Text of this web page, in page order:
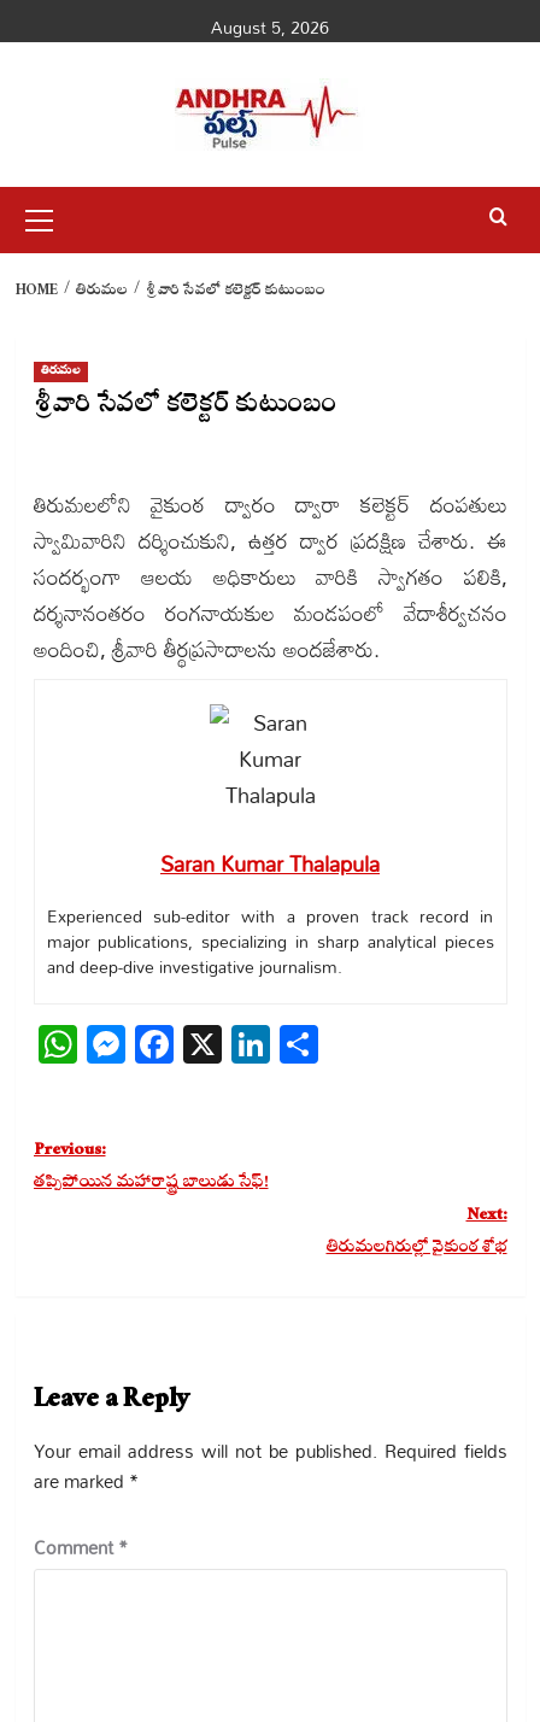
to
August 5, 2026
Menu
HOME తిరుమల శ్రీవారి సేవలో కలెక్టర్ కుటుంబం
తిరుమల
శ్రీవారి సేవలో కలెక్టర్ కుటుంబం
తిరుమలలోని వైకుంఠ ద్వారం ద్వారా కలెక్టర్ దంపతులు
స్వామివారిని దర్శించుకుని, ఉత్తర ద్వార ప్రదక్షిణ చేశారు. ఈ
సందర్భంగా ఆలయ అధికారులు వారికి స్వాగతం పలికి,
దర్శనానంతరం రంగనాయకుల మండపంలో వేదాశీర్వచనం
అందించి, శ్రీవారి తీర్థప్రసాదాలను అందజేశారు.
Saran Kumar Thalapula
Experienced sub-editor with a proven track record in
major publications, specializing in sharp analytical pieces
and deep-dive investigative journalism.
WhatsApp
Messenger
Facebook
X LinkedIn
Share
Post
navigation
Previous:
తప్పిపోయిన మహారాష్ట్ర బాలుడు సేఫ్!
Next:
తిరుమలగిరుల్లో వైకుంఠ శోభ
Leave a Reply
Your email address will not be published. Required fields
are marked *
Comment*